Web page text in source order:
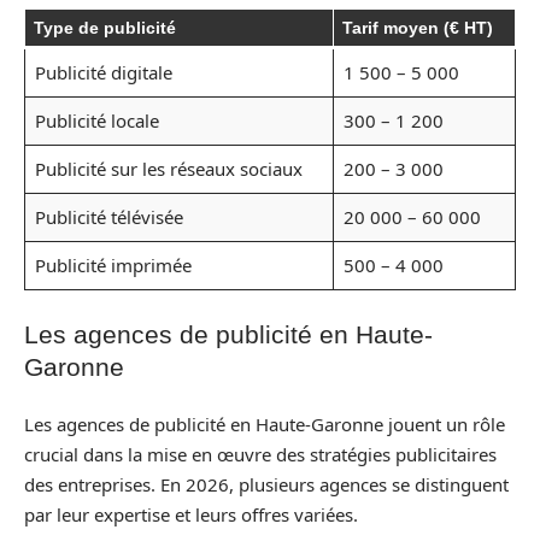
Type de publicité Tarif moyen (€ HT)
Publicité digitale
1 500 – 5 000
Publicité locale
300 – 1 200
Publicité sur les réseaux sociaux
200 – 3 000
Publicité télévisée
20 000 – 60 000
Publicité imprimée
500 – 4 000
Les agences de publicité en Haute-
Garonne
Les agences de publicité en Haute-Garonne jouent un rôle
crucial dans la mise en œuvre des stratégies publicitaires
des entreprises. En 2026, plusieurs agences se distinguent
par leur expertise et leurs offres variées.